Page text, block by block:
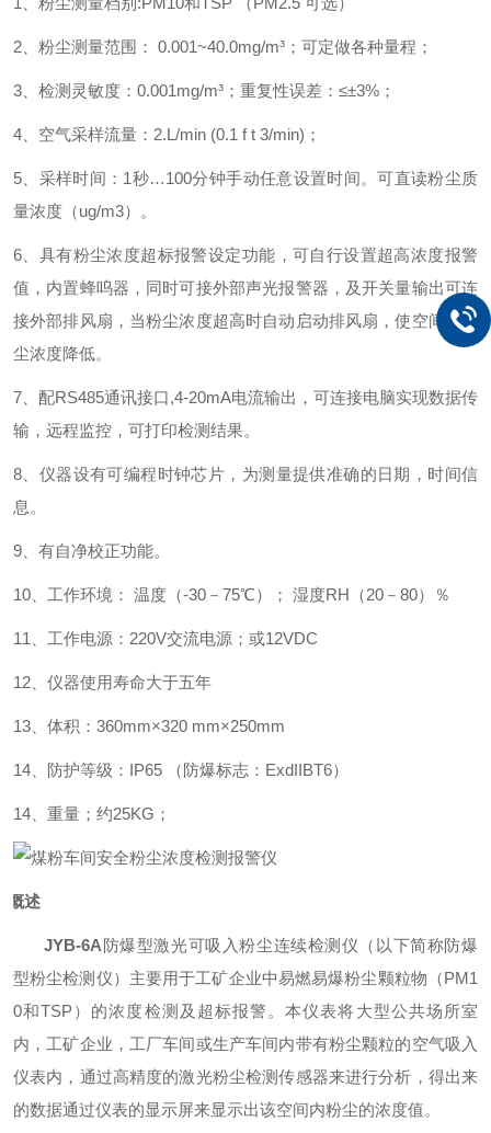
2 、粉尘测量范围： 0.001~40.0mg/m³ ；可定做各种量程；
3 、检测灵敏度： 0.001mg/m³ ；重复性误差： ≤±3% ；
4 、空气采样流量： 2.L/min (0.1 f t 3/min) ；
5 、采样时间： 1秒…100分钟手动任意设置时间。可直读粉尘质
量浓度（ug/m3）。
6 、具有粉尘浓度超标报警设定功能，可自行设置超高浓度报警
值，内置蜂呜器，同时可接外部声光报警器，及开关量输出可连
接外部排风扇，当粉尘浓度超高时自动启动排风扇，使空间的粉
尘浓度降低。
7 、配RS485通讯接口,4-20mA电流输出，可连接电脑实现数据传
输，远程监控，可打印检测结果。
8 、仪器设有可编程时钟芯片，为测量提供准确的日期，时间信
息。
9 、有自净校正功能。
10 、工作环境： 温度（-30 － 75℃）； 湿度RH （20 － 80）％
11 、工作电源： 220V交流电源；或12VDC
12 、仪器使用寿命大于五年
13 、体积： 360mm×320 mm×250mm
14、防护等级：IP65 （防爆标志：ExdIIBT6）
14 、重量；约25KG；
概述
JYB-6A防爆型激光可吸入粉尘连续检测仪（以下简称防爆
型粉尘检测仪） 主要用于工矿企业中易燃易爆粉尘颗粒物（PM1
0和TSP）的浓度检测及超标报警。本仪表将大型公共场所室
内，工矿企业，工厂车间或生产车间内带有粉尘颗粒的空气吸入
仪表内，通过高精度的激光粉尘检测传感器来进行分析，得出来
的数据通过仪表的显示屏来显示出该空间内粉尘的浓度值。